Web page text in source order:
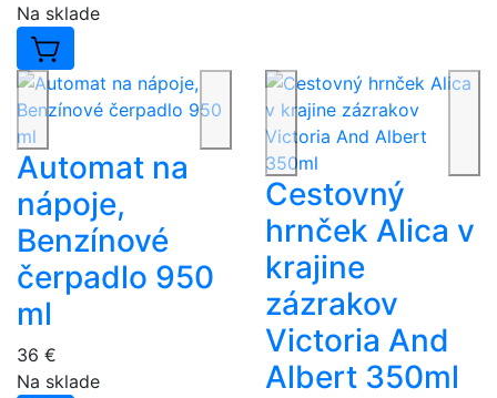
Na sklade
Automat na
nápoje,
Benzínové
čerpadlo 950
ml
36 €
Na sklade
Cestovný
hrnček Alica v
krajine
zázrakov
Victoria And
Albert 350ml